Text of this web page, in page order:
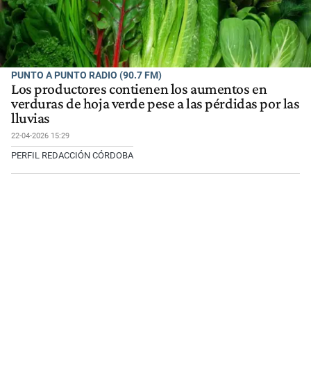
PUNTO A PUNTO RADIO (90.7 FM)
Los productores contienen los aumentos en
verduras de hoja verde pese a las pérdidas por las
lluvias
22-04-2026 15:29
PERFIL REDACCIÓN CÓRDOBA